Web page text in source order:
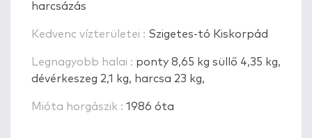
harcsázás
Kedvenc vízterületei : Szigetes-tó Kiskorpád
Legnagyobb halai : ponty 8,65 kg süllő 4,35 kg,
dévérkeszeg 2,1 kg, harcsa 23 kg,
Mióta horgászik : 1986 óta